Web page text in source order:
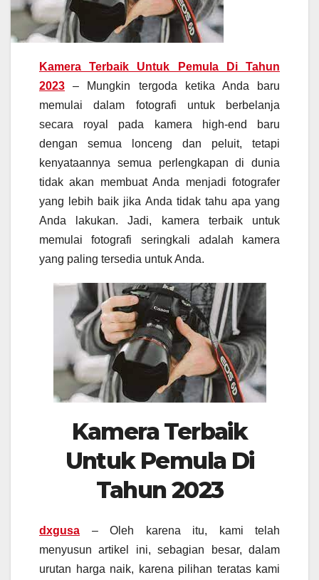
Kamera Terbaik Untuk Pemula Di Tahun
2023 – Mungkin tergoda ketika Anda baru
memulai dalam fotografi untuk berbelanja
secara royal pada kamera high-end baru
dengan semua lonceng dan peluit, tetapi
kenyataannya semua perlengkapan di dunia
tidak akan membuat Anda menjadi fotografer
yang lebih baik jika Anda tidak tahu apa yang
Anda lakukan. Jadi, kamera terbaik untuk
memulai fotografi seringkali adalah kamera
yang paling tersedia untuk Anda.
Kamera Terbaik
Untuk Pemula Di
Tahun 2023
dxgusa – Oleh karena itu, kami telah
menyusun artikel ini, sebagian besar, dalam
urutan harga naik, karena pilihan teratas kami